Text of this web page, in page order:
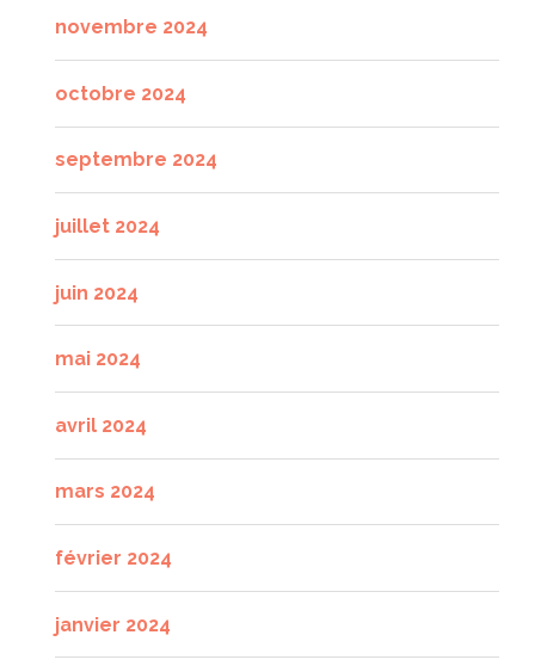
novembre 2024
octobre 2024
septembre 2024
juillet 2024
juin 2024
mai 2024
avril 2024
mars 2024
février 2024
janvier 2024